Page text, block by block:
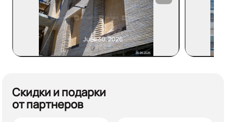
June 30, 2026
Скидки и подарки
от партнеров